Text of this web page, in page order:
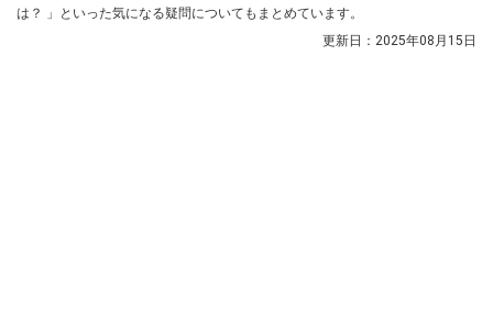
は？ 」といった気になる疑問についてもまとめています。
更新日： 2025年08月15日